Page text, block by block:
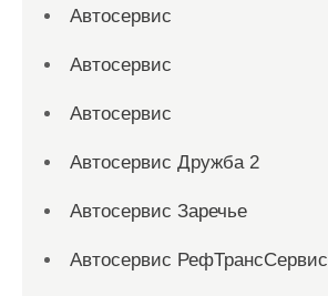
Автосервис
Автосервис
Автосервис
Автосервис Дружба 2
Автосервис Заречье
Автосервис РефТрансСервис